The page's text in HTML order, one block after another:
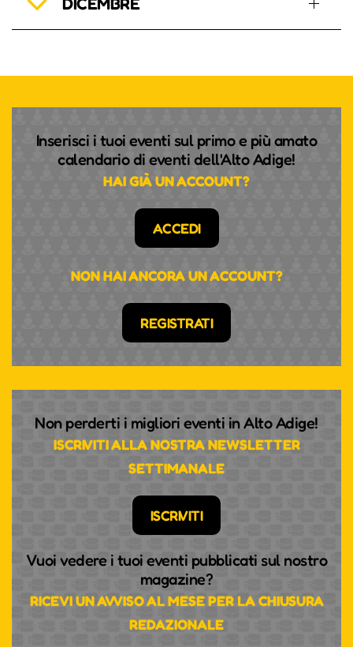
Inserisci i tuoi eventi sul primo e più amato
calendario di eventi dell'Alto Adige!
HAI GIÀ UN ACCOUNT?
ACCEDI
NON HAI ANCORA UN ACCOUNT?
REGISTRATI
Non perderti i migliori eventi in Alto Adige!
ISCRIVITI ALLA NOSTRA NEWSLETTER
SETTIMANALE
ISCRIVITI
Vuoi vedere i tuoi eventi pubblicati sul nostro
magazine?
RICEVI UN AVVISO AL MESE PER LA CHIUSURA
REDAZIONALE